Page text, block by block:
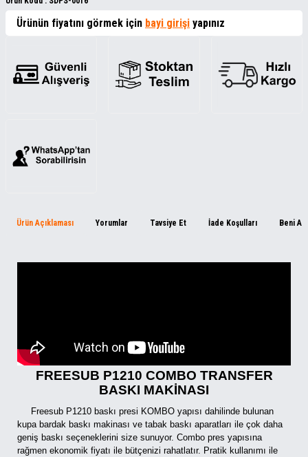
Ürünün fiyatını görmek için bayi girişi yapınız
Ürün Açıklaması Yorumlar Tavsiye Et İade Koşulları Beni
FREESUB P1210 COMBO TRANSFER
BASKI MAKİNASI
Freesub P1210 baskı presi KOMBO yapısı dahilinde bulunan
kupa bardak baskı makinası ve tabak baskı aparatları ile çok daha
geniş baskı seçeneklerini size sunuyor. Combo pres yapısına
rağmen ekonomik fiyatı ile bütçenizi rahatlatır. Pratik kullanımı ile